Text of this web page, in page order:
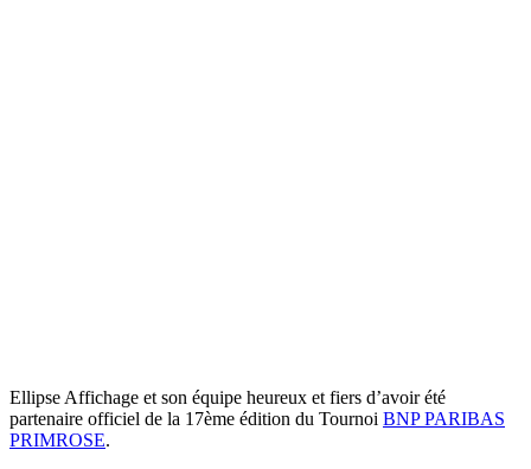
Ellipse Affichage et son équipe heureux et fiers d’avoir été
partenaire officiel de la 17ème édition du Tournoi BNP PARIBAS
PRIMROSE.